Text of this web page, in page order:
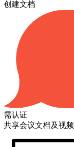
创建文档
需认证
共享会议文档及视频